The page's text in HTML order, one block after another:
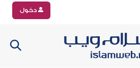
دخول